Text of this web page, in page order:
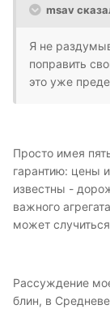
msav
Я не
поправить
это уже
Просто имея
гарантию: цены
известны -
важного
может
Рассуждение
блин, в